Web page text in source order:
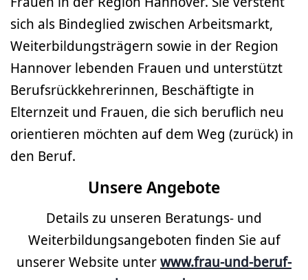
sich als Bindeglied zwischen Arbeitsmarkt,
Weiterbildungsträgern sowie in der Region
Hannover lebenden Frauen und unterstützt
Berufsrückkehrerinnen, Beschäftigte in
Elternzeit und Frauen, die sich beruflich neu
orientieren möchten auf dem Weg (zurück) in
den Beruf.
Unsere Angebote
Details zu unseren Beratungs- und
Weiterbildungsangeboten finden Sie auf
unserer Website unterwww.frau-und-beruf-